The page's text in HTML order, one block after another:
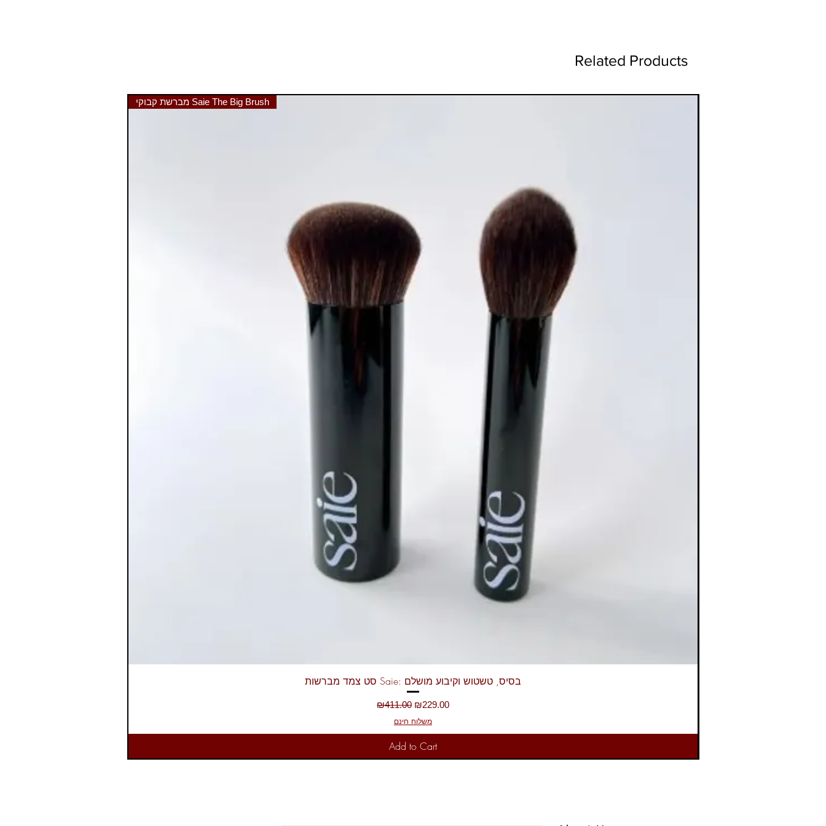
Related Products
Quick View
מברשת קבוקי Saie The Big Brush
סט צמד מברשות Saie: בסיס, טשטוש וקיבוע מושלם
Regular Price
₪411.00 Sale Price
₪229.00
משלוח חינם
Add to Cart